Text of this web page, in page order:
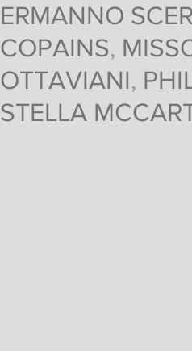
ERMANNO
COPAINS,
OTTAVIANI,
STELLA